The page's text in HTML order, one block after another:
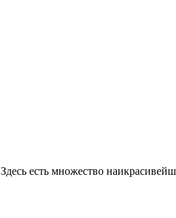
есть множество